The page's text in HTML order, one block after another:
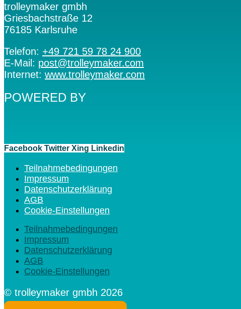
trolleymaker gmbh
Griesbachstraße 12
76185 Karlsruhe
Telefon: +49 721 59 78 24 900
E-Mail: post@trolleymaker.com
Internet: www.trolleymaker.com
POWERED BY
Facebook Twitter Xing Linkedin
Teilnahmebedingungen
Impressum
Datenschutzerklärung
AGB
Cookie-Einstellungen
Teilnahmebedingungen
Impressum
Datenschutzerklärung
AGB
Cookie-Einstellungen
© trolleymaker gmbh 2026